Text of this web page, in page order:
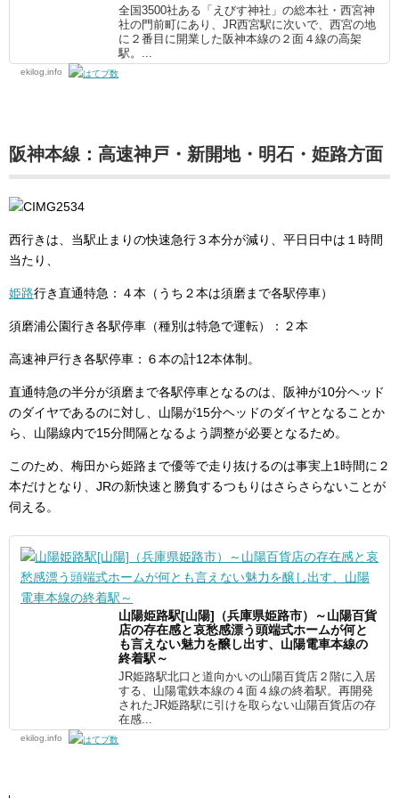
全国3500社ある「えびす神社」の総本社・西宮神
社の門前町にあり、JR西宮駅に次いで、西宮の地
に２番目に開業した阪神本線の２面４線の高架
駅。...
ekilog.info
阪神本線：高速神戸・新開地・明石・姫路方面
西行きは、当駅止まりの快速急行３本分が減り、平日日中は１時間
当たり、
姫路行き直通特急：４本（うち２本は須磨まで各駅停車）
須磨浦公園行き各駅停車（種別は特急で運転）：２本
高速神戸行き各駅停車：６本の計12本体制。
直通特急の半分が須磨まで各駅停車となるのは、阪神が10分ヘッド
のダイヤであるのに対し、山陽が15分ヘッドのダイヤとなることか
ら、山陽線内で15分間隔となるよう調整が必要となるため。
このため、梅田から姫路まで優等で走り抜けるのは事実上1時間に２
本だけとなり、JRの新快速と勝負するつもりはさらさらないことが
伺える。
山陽姫路駅[山陽]（兵庫県姫路市）～山陽百貨
店の存在感と哀愁感漂う頭端式ホームが何と
も言えない魅力を醸し出す、山陽電車本線の
終着駅～
JR姫路駅北口と道向かいの山陽百貨店２階に入居
する、山陽電鉄本線の４面４線の終着駅。再開発
されたJR姫路駅に引けを取らない山陽百貨店の存
在感...
ekilog.info